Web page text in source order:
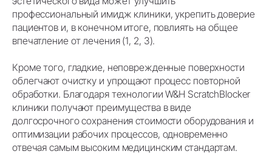
профессиональный имидж клиники, укрепить доверие
пациентов и, в конечном итоге, повлиять на общее
впечатление от лечения (1, 2, 3).
Кроме того, гладкие, неповрежденные поверхности
облегчают очистку и упрощают процесс повторной
обработки. Благодаря технологии W&H ScratchBlocker
клиники получают преимущества в виде
долгосрочного сохранения стоимости оборудования и
оптимизации рабочих процессов, одновременно
отвечая самым высоким медицинским стандартам.